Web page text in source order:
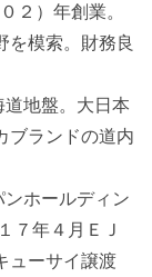
２）年創業。
を模索。財務良
地盤。大日本
ブランドの道内
ホールディン
７年４月ＥＪ
ューサイ譲渡